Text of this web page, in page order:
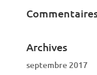
Archives
septembre 2017